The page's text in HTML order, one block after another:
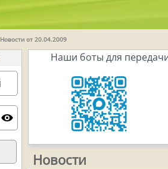
Новости от 20.04.2009
Наши боты для
Новости